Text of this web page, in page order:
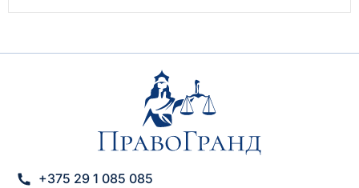
+375 29 1 085 085